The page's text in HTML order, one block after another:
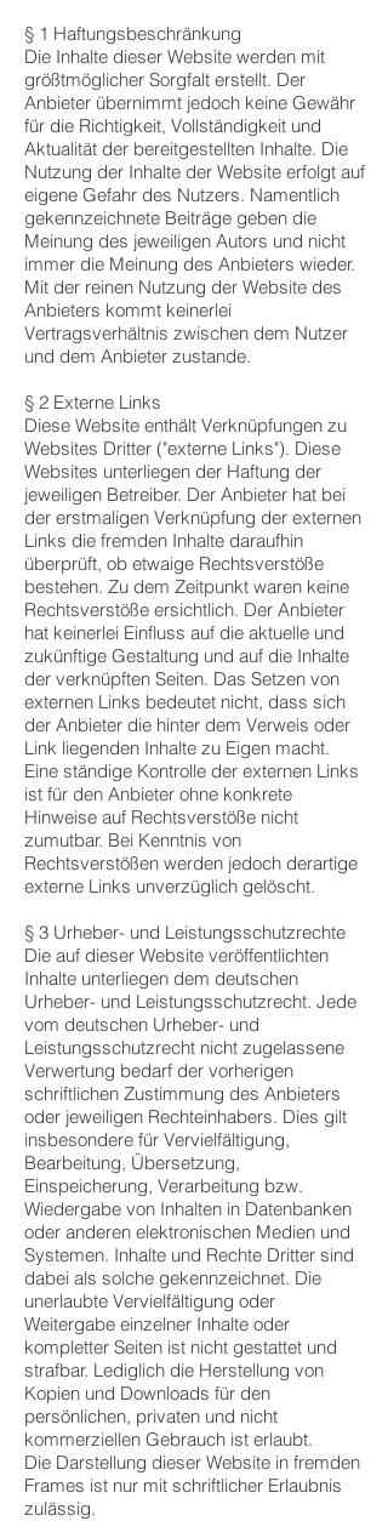
§ 1 Haftungsbeschränkung
Die Inhalte dieser Website werden mit
größtmöglicher Sorgfalt erstellt. Der
Anbieter übernimmt jedoch keine Gewähr
für die Richtigkeit, Vollständigkeit und
Aktualität der bereitgestellten Inhalte. Die
Nutzung der Inhalte der Website erfolgt auf
eigene Gefahr des Nutzers. Namentlich
gekennzeichnete Beiträge geben die
Meinung des jeweiligen Autors und nicht
immer die Meinung des Anbieters wieder.
Mit der reinen Nutzung der Website des
Anbieters kommt keinerlei
Vertragsverhältnis zwischen dem Nutzer
und dem Anbieter zustande.
§ 2 Externe Links
Diese Website enthält Verknüpfungen zu
Websites Dritter ("externe Links"). Diese
Websites unterliegen der Haftung der
jeweiligen Betreiber. Der Anbieter hat bei
der erstmaligen Verknüpfung der externen
Links die fremden Inhalte daraufhin
überprüft, ob etwaige Rechtsverstöße
bestehen. Zu dem Zeitpunkt waren keine
Rechtsverstöße ersichtlich. Der Anbieter
hat keinerlei Einfluss auf die aktuelle und
zukünftige Gestaltung und auf die Inhalte
der verknüpften Seiten. Das Setzen von
externen Links bedeutet nicht, dass sich
der Anbieter die hinter dem Verweis oder
Link liegenden Inhalte zu Eigen macht.
Eine ständige Kontrolle der externen Links
ist für den Anbieter ohne konkrete
Hinweise auf Rechtsverstöße nicht
zumutbar. Bei Kenntnis von
Rechtsverstößen werden jedoch derartige
externe Links unverzüglich gelöscht.
§ 3 Urheber- und Leistungsschutzrechte
Die auf dieser Website veröffentlichten
Inhalte unterliegen dem deutschen
Urheber- und Leistungsschutzrecht. Jede
vom deutschen Urheber- und
Leistungsschutzrecht nicht zugelassene
Verwertung bedarf der vorherigen
schriftlichen Zustimmung des Anbieters
oder jeweiligen Rechteinhabers. Dies gilt
insbesondere für Vervielfältigung,
Bearbeitung, Übersetzung,
Einspeicherung, Verarbeitung bzw.
Wiedergabe von Inhalten in Datenbanken
oder anderen elektronischen Medien und
Systemen. Inhalte und Rechte Dritter sind
dabei als solche gekennzeichnet. Die
unerlaubte Vervielfältigung oder
Weitergabe einzelner Inhalte oder
kompletter Seiten ist nicht gestattet und
strafbar. Lediglich die Herstellung von
Kopien und Downloads für den
persönlichen, privaten und nicht
kommerziellen Gebrauch ist erlaubt.
Die Darstellung dieser Website in fremden
Frames ist nur mit schriftlicher Erlaubnis
zulässig.